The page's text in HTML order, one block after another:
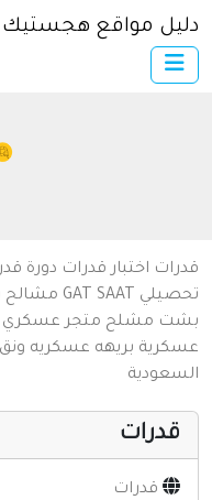
×
مواقع هجستيك |
اختبار قدرات دورة قدرات
SAAT
GAT مشالح بشت
مشلح متجر عسكري
بريهه عسكريه ونق
قدرات